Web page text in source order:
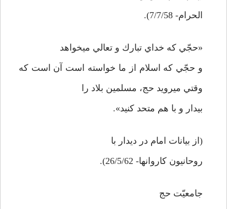
الحرام- 7/7/58).
«حجّي كه خداي تبارك و تعالي مي­خواهد
و حجّي كه اسلام از ما خواسته است آن است كه
وقتي مي­رويد حج، مسلمين بلاد را
بيدار و با هم متحد كنيد».
(از بيانات امام در ديدار با
روحانيون كاروانها- 26/5/62).
جامعيّت حج